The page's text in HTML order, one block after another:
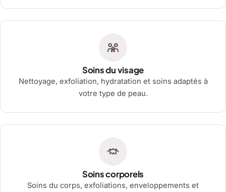
Soins du visage
Nettoyage, exfoliation, hydratation et soins adaptés à
votre type de peau.
Soins corporels
Soins du corps, exfoliations, enveloppements et